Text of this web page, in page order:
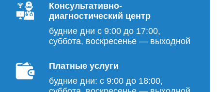
Консультативно-
диагностический центр
будние дни с 9:00 до 17:00,
суббота, воскресенье — выходной
Платные услуги
будние дни: с 9:00 до 18:00,